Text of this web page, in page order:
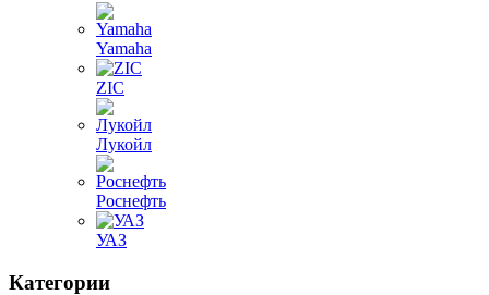
Yamaha
ZIC
Лукойл
Роснефть
УАЗ
Категории